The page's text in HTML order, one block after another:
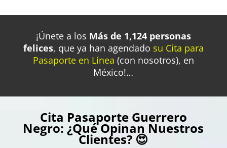
¡Únete a los Más de 1,124 personas
felices, que ya han agendado su Cita para
Pasaporte en Línea (con nosotros), en
México!…
Cita Pasaporte Guerrero
Negro: ¿Qué Opinan Nuestros
Clientes? 😍